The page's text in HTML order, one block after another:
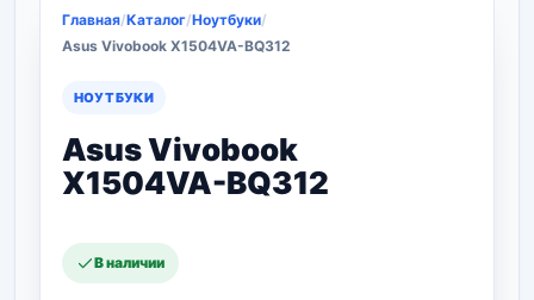
Главная/Каталог/Ноутбуки/
Asus Vivobook X1504VA-BQ312
НОУТБУКИ
Asus Vivobook
X1504VA-BQ312
В наличии